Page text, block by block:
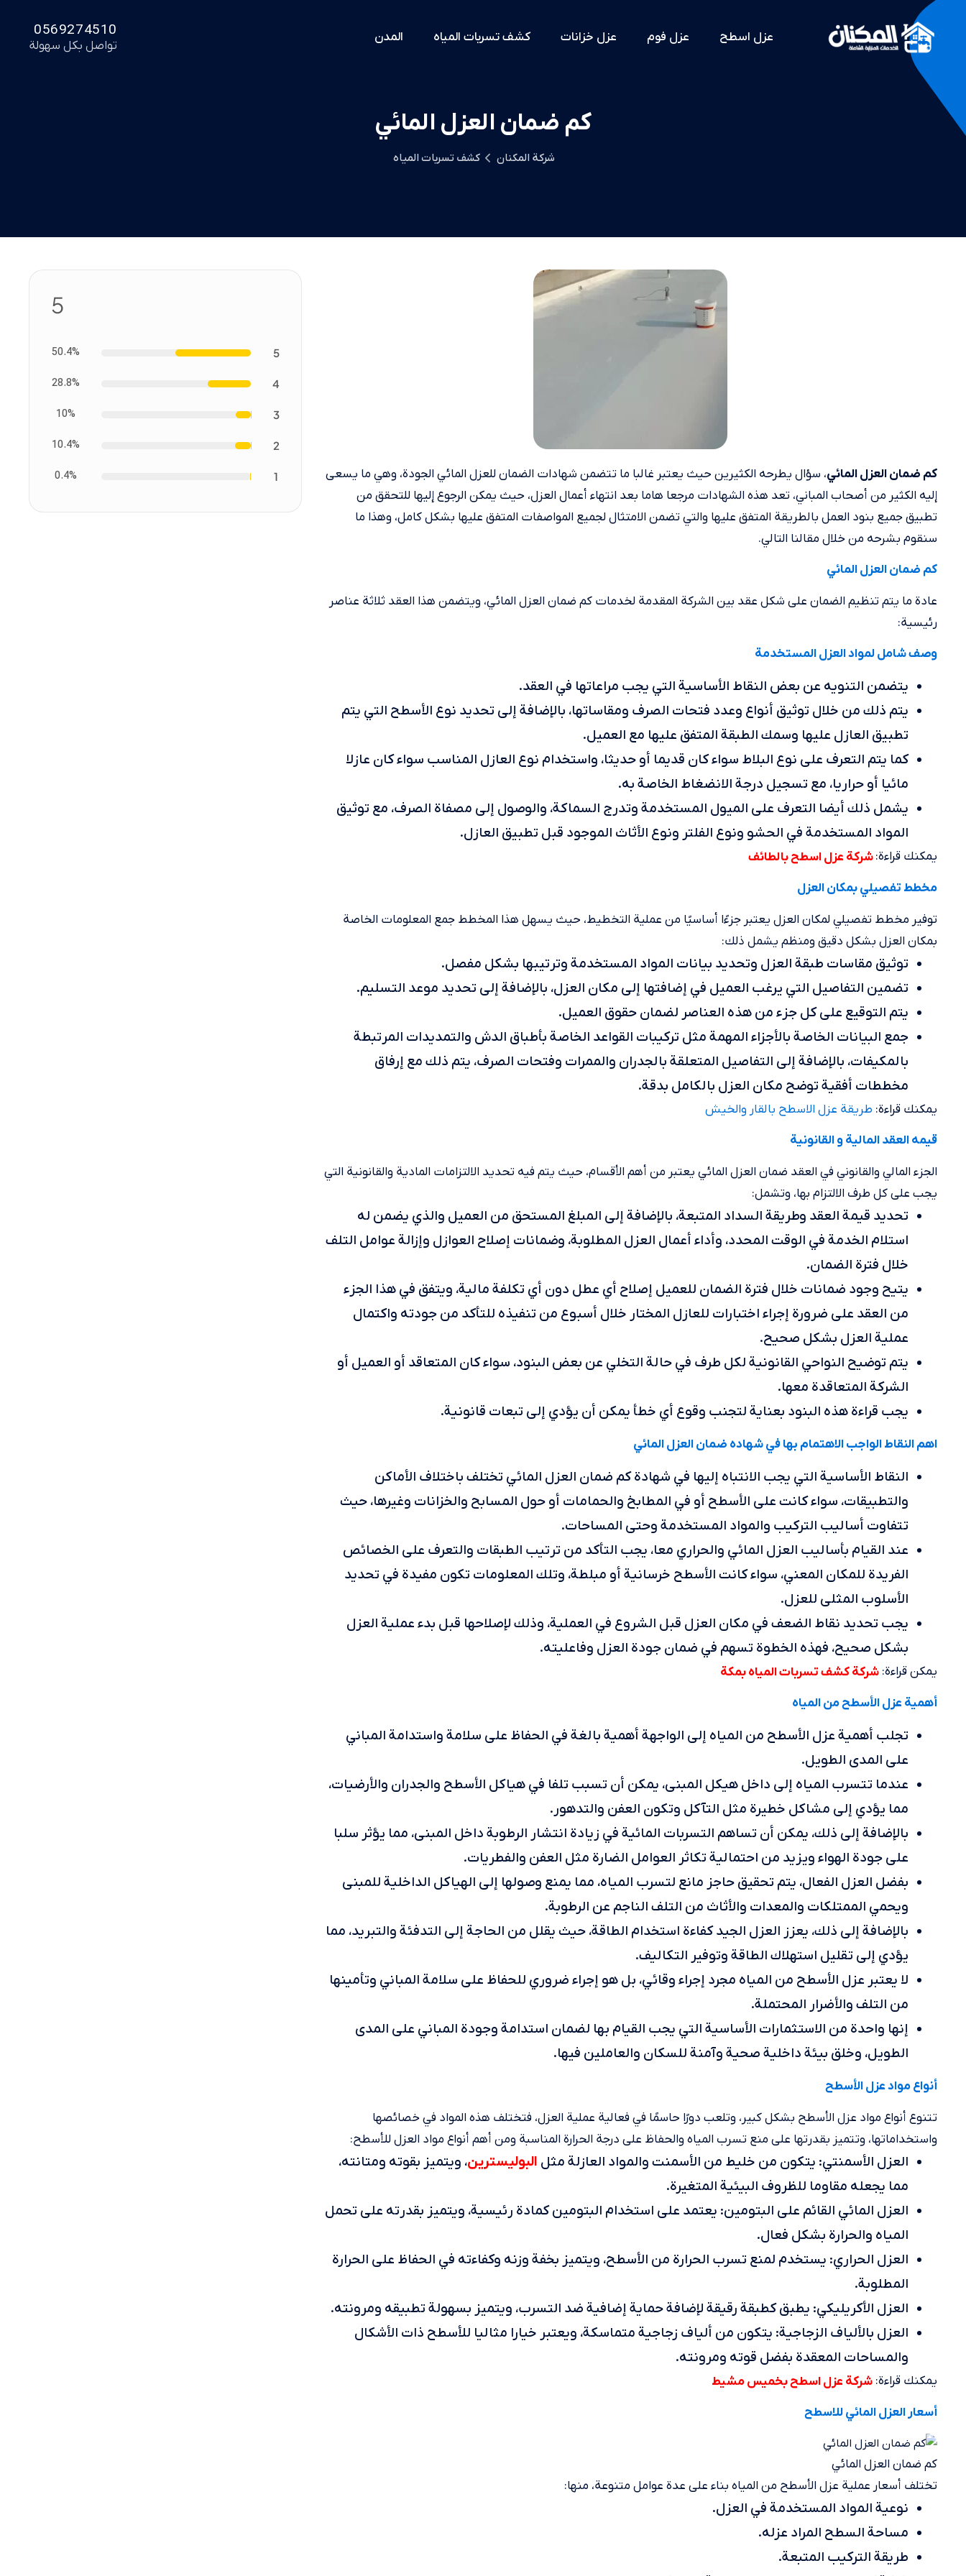
عزل اسطح عزل فوم عزل خزانات كشف تسربات المياه المدن 0569274510
تواصل بكل سهولة
كم ضمان العزل المائي
شركة المكنان كشف تسربات المياه
كم ضمان العزل المائي، سؤال يطرحه الكثيرين حيث يعتبر غالبا ما تتضمن شهادات الضمان للعزل المائي الجودة، وهي ما يسعى
إليه الكثير من أصحاب المباني، تعد هذه الشهادات مرجعا هاما بعد انتهاء أعمال العزل، حيث يمكن الرجوع إليها للتحقق من
تطبيق جميع بنود العمل بالطريقة المتفق عليها والتي تضمن الامتثال لجميع المواصفات المتفق عليها بشكل كامل، وهذا ما
سنقوم بشرحه من خلال مقالنا التالي.
كم ضمان العزل المائي
عادة ما يتم تنظيم الضمان على شكل عقد بين الشركة المقدمة لخدمات كم ضمان العزل المائي، ويتضمن هذا العقد ثلاثة عناصر
رئيسية:
وصف شامل لمواد العزل المستخدمة
يتضمن التنويه عن بعض النقاط الأساسية التي يجب مراعاتها في العقد.
يتم ذلك من خلال توثيق أنواع وعدد فتحات الصرف ومقاساتها، بالإضافة إلى تحديد نوع الأسطح التي يتم
تطبيق العازل عليها وسمك الطبقة المتفق عليها مع العميل.
كما يتم التعرف على نوع البلاط سواء كان قديما أو حديثا، واستخدام نوع العازل المناسب سواء كان عازلا
مائيا أو حراريا، مع تسجيل درجة الانضغاط الخاصة به.
يشمل ذلك أيضا التعرف على الميول المستخدمة وتدرج السماكة، والوصول إلى مصفاة الصرف، مع توثيق
المواد المستخدمة في الحشو ونوع الفلتر ونوع الأثاث الموجود قبل تطبيق العازل.
يمكنك قراءة:شركة عزل اسطح بالطائف
مخطط تفصيلي بمكان العزل
توفير مخطط تفصيلي لمكان العزل يعتبر جزءًا أساسيًا من عملية التخطيط، حيث يسهل هذا المخطط جمع المعلومات الخاصة
بمكان العزل بشكل دقيق ومنظم يشمل ذلك:
توثيق مقاسات طبقة العزل وتحديد بيانات المواد المستخدمة وترتيبها بشكل مفصل.
تضمين التفاصيل التي يرغب العميل في إضافتها إلى مكان العزل، بالإضافة إلى تحديد موعد التسليم.
يتم التوقيع على كل جزء من هذه العناصر لضمان حقوق العميل.
جمع البيانات الخاصة بالأجزاء المهمة مثل تركيبات القواعد الخاصة بأطباق الدش والتمديدات المرتبطة
بالمكيفات، بالإضافة إلى التفاصيل المتعلقة بالجدران والممرات وفتحات الصرف، يتم ذلك مع إرفاق
مخططات أفقية توضح مكان العزل بالكامل بدقة.
يمكنك قراءة: طريقة عزل الاسطح بالقار والخيش
قيمه العقد المالية و القانونية
الجزء المالي والقانوني في العقد ضمان العزل المائي يعتبر من أهم الأقسام، حيث يتم فيه تحديد الالتزامات المادية والقانونية التي
يجب على كل طرف الالتزام بها، وتشمل:
تحديد قيمة العقد وطريقة السداد المتبعة، بالإضافة إلى المبلغ المستحق من العميل والذي يضمن له
استلام الخدمة في الوقت المحدد، وأداء أعمال العزل المطلوبة، وضمانات إصلاح العوازل وإزالة عوامل التلف
خلال فترة الضمان.
يتيح وجود ضمانات خلال فترة الضمان للعميل إصلاح أي عطل دون أي تكلفة مالية، ويتفق في هذا الجزء
من العقد على ضرورة إجراء اختبارات للعازل المختار خلال أسبوع من تنفيذه للتأكد من جودته واكتمال
عملية العزل بشكل صحيح.
يتم توضيح النواحي القانونية لكل طرف في حالة التخلي عن بعض البنود، سواء كان المتعاقد أو العميل أو
الشركة المتعاقدة معها.
يجب قراءة هذه البنود بعناية لتجنب وقوع أي خطأ يمكن أن يؤدي إلى تبعات قانونية.
اهم النقاط الواجب الاهتمام بها في شهاده ضمان العزل المائي
النقاط الأساسية التي يجب الانتباه إليها في شهادة كم ضمان العزل المائي تختلف باختلاف الأماكن
والتطبيقات، سواء كانت على الأسطح أو في المطابخ والحمامات أو حول المسابح والخزانات وغيرها، حيث
تتفاوت أساليب التركيب والمواد المستخدمة وحتى المساحات.
عند القيام بأساليب العزل المائي والحراري معا، يجب التأكد من ترتيب الطبقات والتعرف على الخصائص
الفريدة للمكان المعني، سواء كانت الأسطح خرسانية أو مبلطة، وتلك المعلومات تكون مفيدة في تحديد
الأسلوب المثلى للعزل.
يجب تحديد نقاط الضعف في مكان العزل قبل الشروع في العملية، وذلك لإصلاحها قبل بدء عملية العزل
بشكل صحيح، فهذه الخطوة تسهم في ضمان جودة العزل وفاعليته.
يمكن قراءة: شركة كشف تسربات المياه بمكة
أهمية عزل الأسطح من المياه
تجلب أهمية عزل الأسطح من المياه إلى الواجهة أهمية بالغة في الحفاظ على سلامة واستدامة المباني
على المدى الطويل.
عندما تتسرب المياه إلى داخل هيكل المبنى، يمكن أن تسبب تلفا في هياكل الأسطح والجدران والأرضيات،
مما يؤدي إلى مشاكل خطيرة مثل التآكل وتكون العفن والتدهور.
بالإضافة إلى ذلك، يمكن أن تساهم التسربات المائية في زيادة انتشار الرطوبة داخل المبنى، مما يؤثر سلبا
على جودة الهواء ويزيد من احتمالية تكاثر العوامل الضارة مثل العفن والفطريات.
بفضل العزل الفعال، يتم تحقيق حاجز مانع لتسرب المياه، مما يمنع وصولها إلى الهياكل الداخلية للمبنى
ويحمي الممتلكات والمعدات والأثاث من التلف الناجم عن الرطوبة.
بالإضافة إلى ذلك، يعزز العزل الجيد كفاءة استخدام الطاقة، حيث يقلل من الحاجة إلى التدفئة والتبريد، مما
يؤدي إلى تقليل استهلاك الطاقة وتوفير التكاليف.
لا يعتبر عزل الأسطح من المياه مجرد إجراء وقائي، بل هو إجراء ضروري للحفاظ على سلامة المباني وتأمينها
من التلف والأضرار المحتملة.
إنها واحدة من الاستثمارات الأساسية التي يجب القيام بها لضمان استدامة وجودة المباني على المدى
الطويل، وخلق بيئة داخلية صحية وآمنة للسكان والعاملين فيها.
أنواع مواد عزل الأسطح
تتنوع أنواع مواد عزل الأسطح بشكل كبير، وتلعب دورًا حاسمًا في فعالية عملية العزل، فتختلف هذه المواد في خصائصها
واستخداماتها، وتتميز بقدرتها على منع تسرب المياه والحفاظ على درجة الحرارة المناسبة ومن أهم أنواع مواد العزل للأسطح:
العزل الأسمنتي: يتكون من خليط من الأسمنت والمواد العازلة مثل البوليسترين، ويتميز بقوته ومتانته،
مما يجعله مقاوما للظروف البيئية المتغيرة.
العزل المائي القائم على البتومين: يعتمد على استخدام البتومين كمادة رئيسية، ويتميز بقدرته على تحمل
المياه والحرارة بشكل فعال.
العزل الحراري: يستخدم لمنع تسرب الحرارة من الأسطح، ويتميز بخفة وزنه وكفاءته في الحفاظ على الحرارة
المطلوبة.
العزل الأكريليكي: يطبق كطبقة رقيقة لإضافة حماية إضافية ضد التسرب، ويتميز بسهولة تطبيقه ومرونته.
العزل بالألياف الزجاجية: يتكون من ألياف زجاجية متماسكة، ويعتبر خيارا مثاليا للأسطح ذات الأشكال
والمساحات المعقدة بفضل قوته ومرونته.
يمكنك قراءة: شركة عزل اسطح بخميس مشيط
أسعار العزل المائي للاسطح
كم ضمان العزل المائي
تختلف أسعار عملية عزل الأسطح من المياه بناء على عدة عوامل متنوعة، منها:
نوعية المواد المستخدمة في العزل.
مساحة السطح المراد عزله.
طريقة التركيب المتبعة.
5
5
50.4%
4
28.8%
3
10%
2
10.4%
1
0.4%